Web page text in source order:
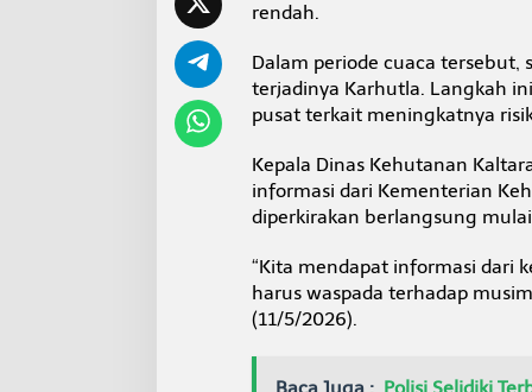
n
t
u
e
g
a
K
a
r
rendah.
Dalam periode cuaca
terjadinya Karhutla. Langkah
pusat terkait meningkatnya
Kepala Dinas Kehutanan
informasi dari Kementerian
diperkirakan berlangsung
“Kita mendapat informasi dari
harus waspada terhadap
(11/5/2026).